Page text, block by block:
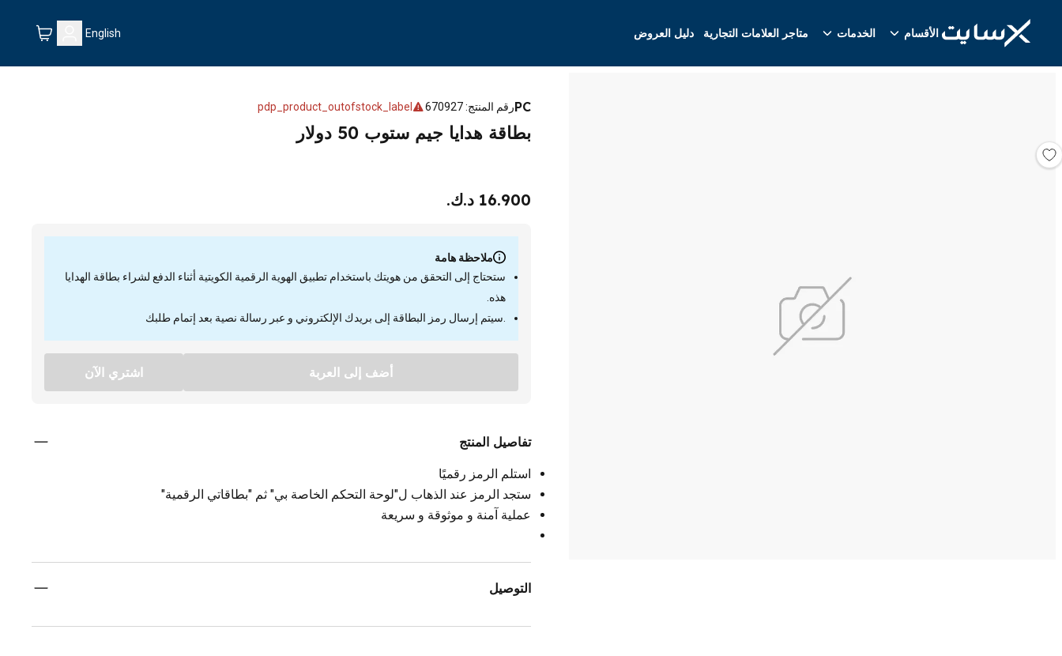
الأقسام الخدمات متاجر العلامات التجارية دليل العروض English
PCرقم المنتج:
670927
pdp_product_outofstock_label
بطاقة هدايا جيم ستوب 50 دولار
16.900 د.ك.
ملاحظة هامة
ستحتاج إلى التحقق من هويتك باستخدام تطبيق الهوية الرقمية الكويتية أثناء الدفع لشراء بطاقة الهدايا
هذه.
.سيتم إرسال رمز البطاقة إلى بريدك الإلكتروني و عبر رسالة نصية بعد إتمام طلبك
أضف إلى العربة اشتري الآن
تفاصيل المنتج
استلم الرمز رقميًا
ستجد الرمز عند الذهاب ل"لوحة التحكم الخاصة بي" ثم "بطاقاتي الرقمية"
عملية آمنة و موثوقة و سريعة
التوصيل